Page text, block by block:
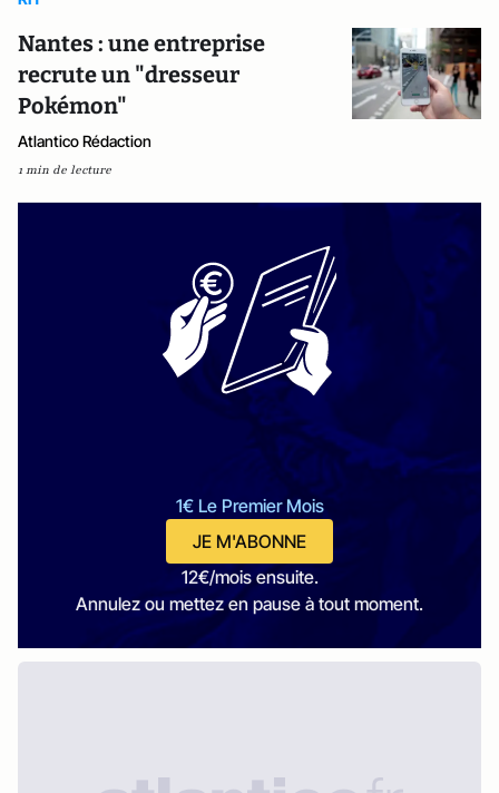
Nantes : une entreprise
recrute un "dresseur
Pokémon"
Atlantico Rédaction
1 min de lecture
1€ Le Premier Mois
JE M'ABONNE
12€/mois ensuite.
Annulez ou mettez en pause à tout moment.